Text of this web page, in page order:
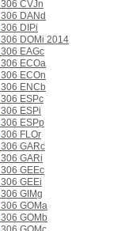
306 CVJn
306 DANd
306 DIPi
306 DOMi 2014
306 EAGc
306 ECOa
306 ECOn
306 ENCb
306 ESPc
306 ESPi
306 ESPp
306 FLOr
306 GARc
306 GARi
306 GEEc
306 GEEi
306 GIMg
306 GOMa
306 GOMb